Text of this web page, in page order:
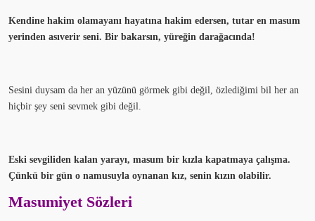
Kendine hakim olamayanı hayatına hakim edersen, tutar en masum
yerinden asıverir seni. Bir bakarsın, yüreğin darağacında!
Sesini duysam da her an yüzünü görmek gibi değil, özlediğimi bil her an
hiçbir şey seni sevmek gibi değil.
Eski sevgiliden kalan yarayı, masum bir kızla kapatmaya çalışma.
Çünkü bir gün o namusuyla oynanan kız, senin kızın olabilir.
Masumiyet Sözleri